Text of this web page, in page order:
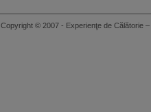
Copyright © 2007 - Experienţe de Călătorie